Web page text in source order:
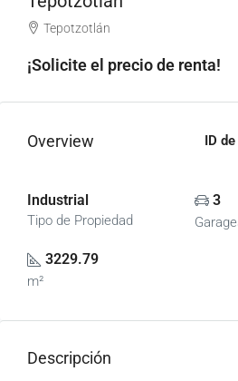
Tepotzotlán
¡Solicite el precio de renta!
Overview ID
Industrial
Tipo de Propiedad
3
3229.79
m²
Descripción